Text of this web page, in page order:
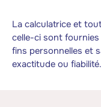
La calculatrice et
celle-ci sont
fins personnelles et
exactitude ou fiabilité.